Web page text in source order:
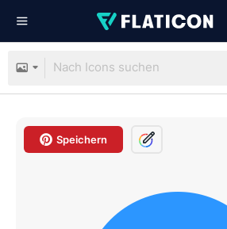
Speichern